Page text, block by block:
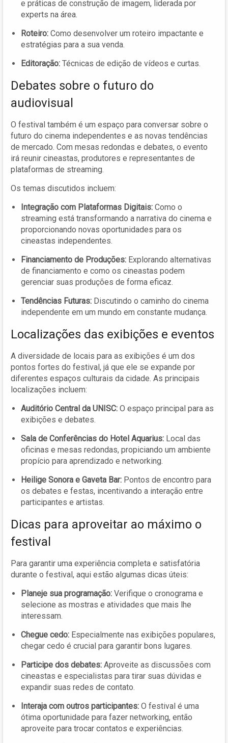
e práticas de construção de imagem, liderada por
experts na área.
Roteiro: Como desenvolver um roteiro impactante e
estratégias para a sua venda.
Editoração: Técnicas de edição de vídeos e curtas.
Debates sobre o futuro do
audiovisual
O festival também é um espaço para conversar sobre o
futuro do cinema independentes e as novas tendências
de mercado. Com mesas redondas e debates, o evento
irá reunir cineastas, produtores e representantes de
plataformas de streaming.
Os temas discutidos incluem:
Integração com Plataformas Digitais: Como o
streaming está transformando a narrativa do cinema e
proporcionando novas oportunidades para os
cineastas independentes.
Financiamento de Produções: Explorando alternativas
de financiamento e como os cineastas podem
gerenciar suas produções de forma eficaz.
Tendências Futuras: Discutindo o caminho do cinema
independente em um mundo em constante mudança.
Localizações das exibições e eventos
A diversidade de locais para as exibições é um dos
pontos fortes do festival, já que ele se expande por
diferentes espaços culturais da cidade. As principais
localizações incluem:
Auditório Central da UNISC: O espaço principal para as
exibições e debates.
Sala de Conferências do Hotel Aquarius: Local das
oficinas e mesas redondas, propiciando um ambiente
propício para aprendizado e networking.
Heilige Sonora e Gaveta Bar: Pontos de encontro para
os debates e festas, incentivando a interação entre
participantes e artistas.
Dicas para aproveitar ao máximo o
festival
Para garantir uma experiência completa e satisfatória
durante o festival, aqui estão algumas dicas úteis:
Planeje sua programação: Verifique o cronograma e
selecione as mostras e atividades que mais lhe
interessam.
Chegue cedo: Especialmente nas exibições populares,
chegar cedo é crucial para garantir bons lugares.
Participe dos debates: Aproveite as discussões com
cineastas e especialistas para tirar suas dúvidas e
expandir suas redes de contato.
Interaja com outros participantes: O festival é uma
ótima oportunidade para fazer networking, então
aproveite para trocar contatos e experiências.